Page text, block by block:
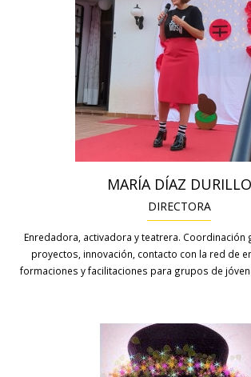
MARÍA DÍAZ DURILLO
DIRECTORA
Enredadora, activadora y teatrera. Coordinación
proyectos, innovación, contacto con la red de
formaciones y facilitaciones para grupos de